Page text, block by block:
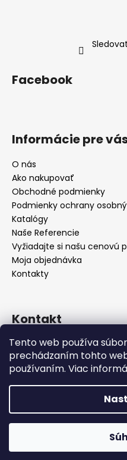
Tento web používa
prechádzaním tohto
používaním. Viac
Zariaďujete hotel,
odbere vám radi pripravíme
Facebook
Informácie pre
O nás
Ako nakupovať
Obchodné podmienky
Podmienky ochrany
Katalógy
Naše Referencie
Vyžiadajte si našu cenovú
Moja objednávka
Kontakty
Kontakt
info@seevey.sk
+421 907 167 346
+421 911 387 731
SEEVEY